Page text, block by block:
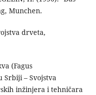
Munchen.
drveta,
(Fagus
Srbiji – Svojstva
inžinjera i tehničara